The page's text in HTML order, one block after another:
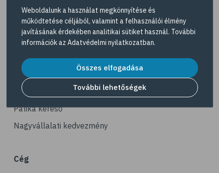
# D-vitamin
# A-vitamin
# ásványi anyagok
# ízületi fájdalom
# porckopás
# csonttörés
tekintheti meg.
Navigáció
Akciós termékek
Dermokozmetikumok
Gyöngy Patika Magazin
Patika kereső
Nagyvállalati kedvezmény
Cég
Weboldalunk a használat megkönnyítése és
működtetése céljából, valamint a felhasználói élmény
javításának érdekében analitikai sütiket használ. További
információk az Adatvédelmi nyilatkozatban.
Összes elfogadása
További lehetőségek